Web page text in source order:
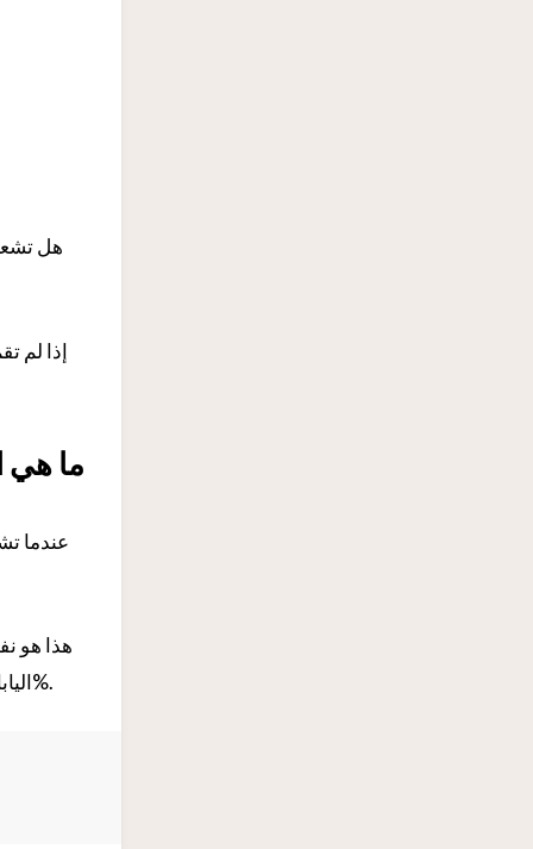
إذا لم
ما هي
عندما
هذا هو
اليابان حاليًا من 8% إلى 10%، بينما في الدول الأوروبية تكون أعلى من ذلك، وتتراوح عادة بين 15% و20%.